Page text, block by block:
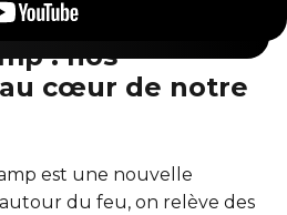
: nos
cœur de notre
est une nouvelle
du feu, on relève des